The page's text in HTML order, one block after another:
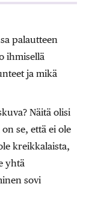
palautteen
ihmisellä
ja mikä
Näitä olisi
se, että ei ole
kreikkalaista,
yhtä
sovi